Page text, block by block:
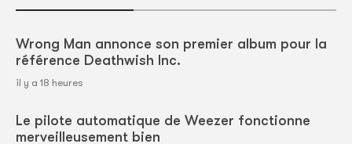
Wrong Man annonce son premier album pour la
référence Deathwish Inc.
il y a 18 heures
Le pilote automatique de Weezer fonctionne
merveilleusement bien